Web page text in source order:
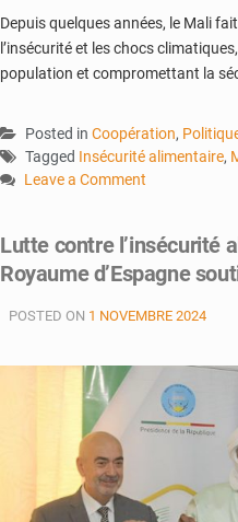
Depuis quelques années, le Mali
l’insécurité et les chocs
population et compromettant la
Posted in Coopération,
Tagged Insécurité alimentaire,
Leave a Comment
alimentaire
:
PAM
la
soutiennent
Lutte contre l’insécurité
Royaume d’Espagne
POSTED ON 1 NOVEMBRE 2024